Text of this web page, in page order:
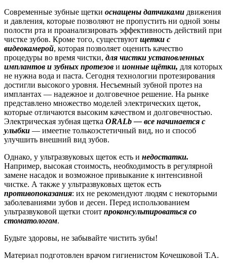
Современные зубные щетки оснащены датчиками движения
и давления, которые позволяют не пропустить ни одной зоны
полости рта и проанализировать эффективность действий при
чистке зубов. Кроме того, существуют щетки с
видеокамерой, которая позволяет оценить качество
процедуры во время чистки, для чистки установленных
имплантов и зубных протезов и ионные щётки, для которых
не нужна вода и паста. Сегодня технологии протезирования
достигли высокого уровня. Несъемный зубной протез на
имплантах — надежное и долговечное решение. На рынке
представлено множество моделей электрических щеток,
которые отличаются высоким качеством и долговечностью.
Электрическая зубная щетка ORALb — все начинается с
улыбки — имеетне толькоэстетичный вид, но и способ
улучшить внешний вид зубов.
Однако, у ультразвуковых щеток есть и недостатки.
Например, высокая стоимость, необходимость в регулярной
замене насадок и возможное привыкание к интенсивной
чистке. А также у ультразвуковых щеток есть
противопоказания: их не рекомендуют людям с некоторыми
заболеваниями зубов и десен. Перед использованием
ультразвуковой щетки стоит проконсультироваться со
стоматологом.
Будьте здоровы, не забывайте чистить зубы!
Материал подготовлен врачом гигиенистом Кочешковой Т.А.